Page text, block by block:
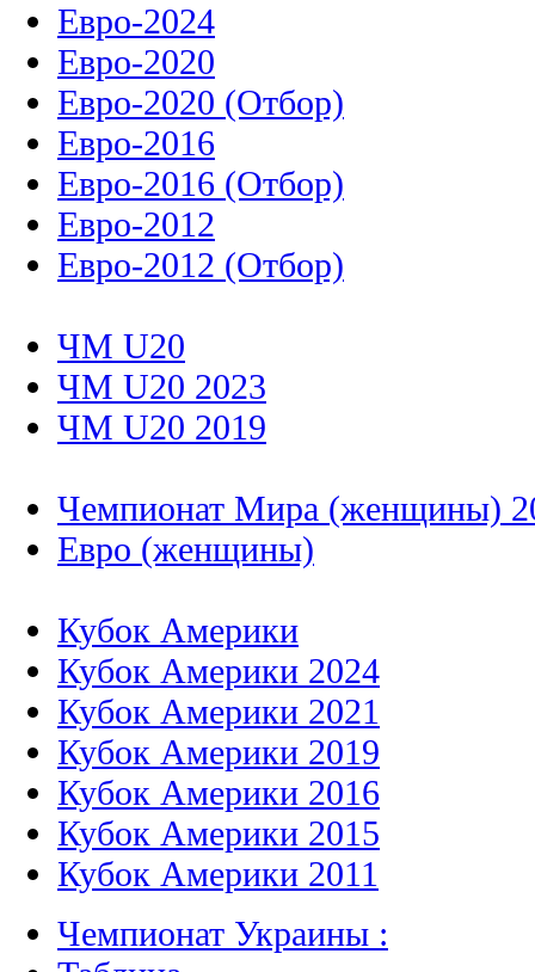
Евро-2024
Евро-2020
Евро-2020 (Отбор)
Евро-2016
Евро-2016 (Отбор)
Евро-2012
Евро-2012 (Отбор)
ЧМ U20
ЧМ U20 2023
ЧМ U20 2019
Чемпионат Мира (женщины)
Евро (женщины)
Кубок Америки
Кубок Америки 2024
Кубок Америки 2021
Кубок Америки 2019
Кубок Америки 2016
Кубок Америки 2015
Кубок Америки 2011
Чемпионат Украины :